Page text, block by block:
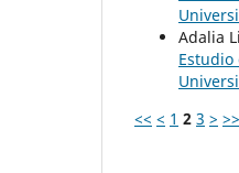
Adalia
<< < 1 2 3 > >>